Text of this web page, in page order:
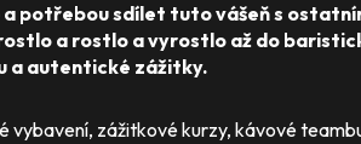
a potřebou sdílet tuto vášeň s
a rostlo a vyrostlo až do
a autentické zážitky.
zážitkové kurzy, kávové